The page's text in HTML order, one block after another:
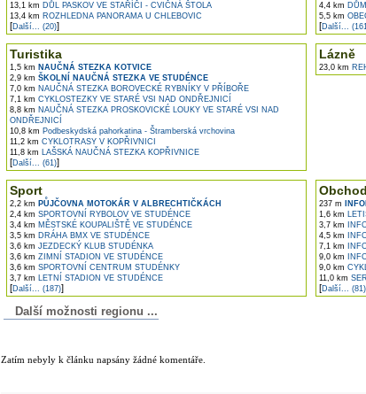
13,1 km DŮL PASKOV VE STAŘÍČI - CVIČNÁ ŠTOLA
13,4 km ROZHLEDNA PANORAMA U CHLEBOVIC
[Další... (20)]
4,4 km
5,5 km
[Další...
Turistika
1,5 km NAUČNÁ STEZKA KOTVICE
2,9 km ŠKOLNÍ NAUČNÁ STEZKA VE STUDÉNCE
7,0 km NAUČNÁ STEZKA BOROVECKÉ RYBNÍKY V PŘÍBOŘE
7,1 km CYKLOSTEZKY VE STARÉ VSI NAD ONDŘEJNICÍ
8,8 km NAUČNÁ STEZKA PROSKOVICKÉ LOUKY VE STARÉ VSI NAD
ONDŘEJNICÍ
10,8 km Podbeskydská pahorkatina - Štramberská vrchovina
11,2 km CYKLOTRASY V KOPŘIVNICI
11,8 km LAŠSKÁ NAUČNÁ STEZKA KOPŘIVNICE
[Další... (61)]
Lázně
23,0 km
Sport
2,2 km PŮJČOVNA MOTOKÁR V ALBRECHTIČKÁCH
2,4 km SPORTOVNÍ RYBOLOV VE STUDÉNCE
3,4 km MĚSTSKÉ KOUPALIŠTĚ VE STUDÉNCE
3,5 km DRÁHA BMX VE STUDÉNCE
3,6 km JEZDECKÝ KLUB STUDÉNKA
3,6 km ZIMNÍ STADION VE STUDÉNCE
3,6 km SPORTOVNÍ CENTRUM STUDÉNKY
3,7 km LETNÍ STADION VE STUDÉNCE
[Další... (187)]
237 m
1,6 km
3,7 km
4,5 km
7,1 km
9,0 km
9,0 km
11,0 km
[Další... (81)
Další možnosti regionu ...
Zatím nebyly k článku napsány žádné komentáře.